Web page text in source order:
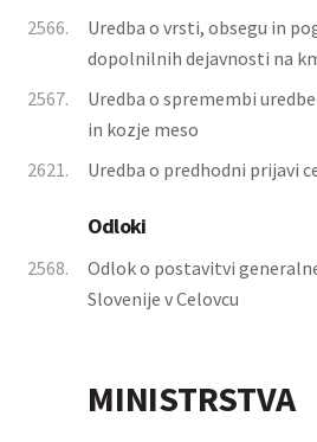
2566.
Uredba o vrsti, obsegu in
dopolnilnih dejavnosti na
2567.
Uredba o spremembi
in kozje meso
2621.
Uredba o predhodni prijavi
Odloki
2568.
Odlok o postavitvi
Slovenije v Celovcu
MINISTRSTVA